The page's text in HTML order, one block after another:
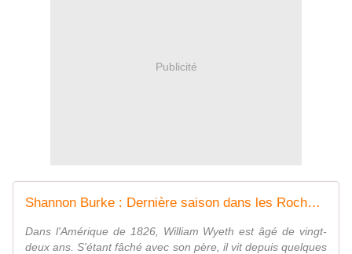
Publicité
Shannon Burke : Dernière saison dans les Rocheuses (Éd.10-18, 2018) - Inédit - Coup de cœur - Le blog de Claude LE NOCHER
Dans l'Amérique de 1826, William Wyeth est âgé de vingt-
deux ans. S'étant fâché avec son père, il vit depuis quelques